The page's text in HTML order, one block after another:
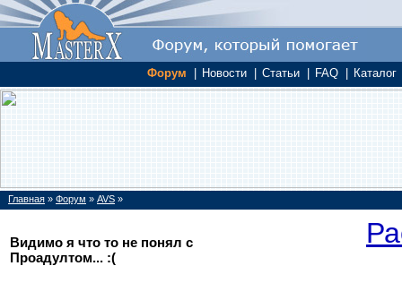
Форум Новости Статьи FAQ Каталог
Главная » Форум » AVS »
Видимо я что то не понял с
Проадултом... :(